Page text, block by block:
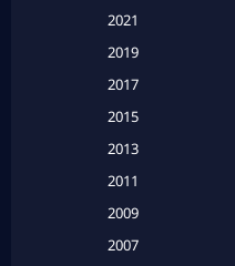
Based on a True
Based on a True
Based on a True
2021
2019
2017
2015
2013
2011
2009
2007